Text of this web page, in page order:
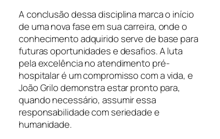
A conclusão dessa disciplina marca o início
de uma nova fase em sua carreira, onde o
conhecimento adquirido serve de base para
futuras oportunidades e desafios. A luta
pela excelência no atendimento pré-
hospitalar é um compromisso com a vida, e
João Grilo demonstra estar pronto para,
quando necessário, assumir essa
responsabilidade com seriedade e
humanidade.